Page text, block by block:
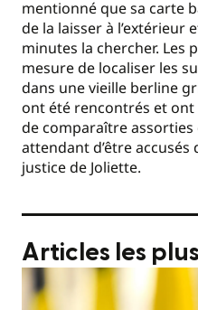
mentionné que sa carte
de la laisser à l’extérieur
minutes la chercher. Les
mesure de localiser les
dans une vieille berline
ont été rencontrés et
de comparaître
attendant d’être
justice de Joliette.
Articles les